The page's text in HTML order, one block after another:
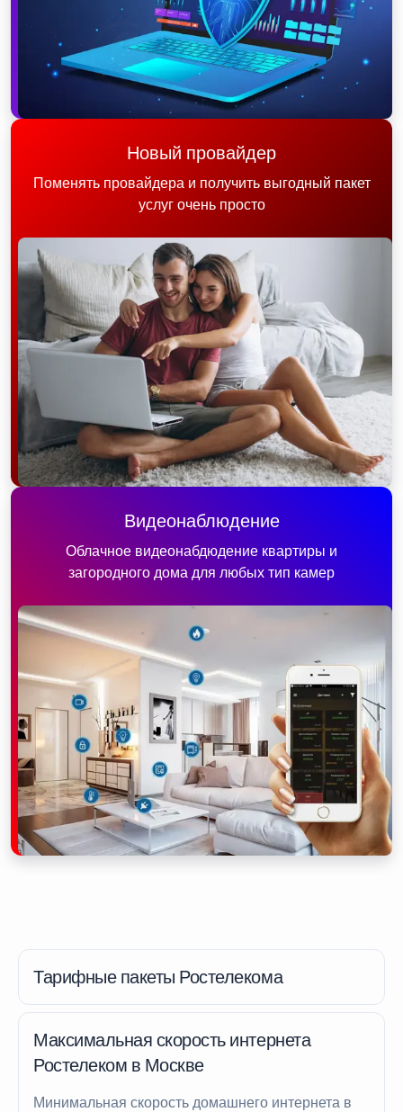
Новый провайдер
Поменять провайдера и получить выгодный пакет
услуг очень просто
Видеонаблюдение
Облачное видеонабдюдение квартиры и
загородного дома для любых тип камер
Тарифные пакеты Ростелекома
Максимальная скорость интернета
Ростелеком в Москве
Минимальная скорость домашнего интернета в